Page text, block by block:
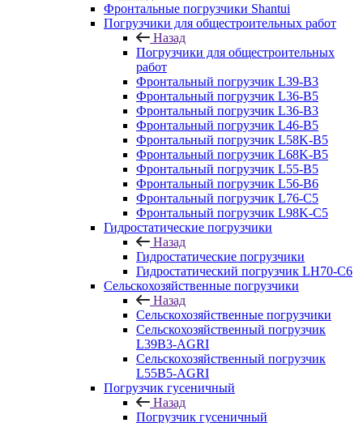
Фронтальные погрузчики Shantui
Погрузчики для общестроительных работ
Назад
Погрузчики для общестроительных
работ
Фронтальный погрузчик L39-B3
Фронтальный погрузчик L36-B5
Фронтальный погрузчик L36-B3
Фронтальный погрузчик L46-B5
Фронтальный погрузчик L58K-B5
Фронтальный погрузчик L68K-B5
Фронтальный погрузчик L55-B5
Фронтальный погрузчик L56-B6
Фронтальный погрузчик L76-С5
Фронтальный погрузчик L98K-C5
Гидростатические погрузчики
Назад
Гидростатические погрузчики
Гидростатический погрузчик LH70-C6
Сельскохозяйственные погрузчики
Назад
Сельскохозяйственные погрузчики
Сельскохозяйственный погрузчик
L39B3-AGRI
Сельскохозяйственный погрузчик
L55B5-AGRI
Погрузчик гусеничный
Назад
Погрузчик гусеничный